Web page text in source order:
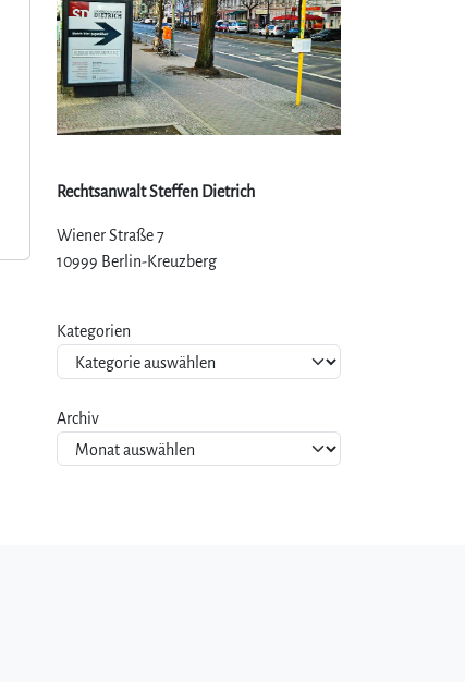
Rechtsanwalt Steffen Dietrich
Wiener Straße 7
10999 Berlin-Kreuzberg
Kategorien
Archiv